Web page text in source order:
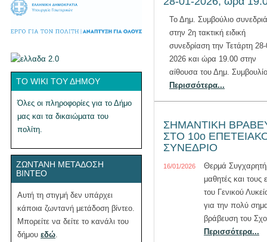
ΤΟ WIKI ΤΟΥ ΔΉΜΟΥ
Όλες οι πληροφορίες για το Δήμο
μας και τα δικαιώματα του
πολίτη.
ΖΩΝΤΑΝΉ ΜΕΤΆΔΟΣΗ
ΒΊΝΤΕΟ
Αυτή τη στιγμή δεν υπάρχει
κάποια ζωντανή μετάδοση βίντεο.
Μπορείτε να δείτε το κανάλι του
δήμου εδώ
Το Δημ. Συμβούλιο
στην 2η τακτική ειδική
συνεδρίαση την Τετάρτη
2026 και ώρα 19.00 στην
αίθουσα του Δημ.
Περισσότερα...
ΣΗΜΑΝΤΙΚΗ
ΣΤΟ 10ο
ΣΥΝΕΔΡΙΟ
16/01/2026
Θερμά
μαθητές και τους
του Γενικού
για την πολύ
βράβευση του
Περισσότερα...